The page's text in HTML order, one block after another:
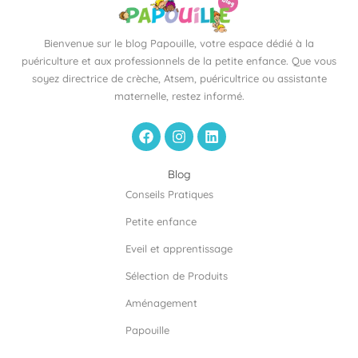
Bienvenue sur le blog Papouille, votre espace dédié à la
puériculture et aux professionnels de la petite enfance. Que vous
soyez directrice de crèche, Atsem, puéricultrice ou assistante
maternelle, restez informé.
F
a
c
o
o
k
I
n
s
t
a
g
a
m
L
i
n
d
Blog
Conseils Pratiques
Petite enfance
Eveil et apprentissage
Sélection de Produits
Aménagement
Papouille